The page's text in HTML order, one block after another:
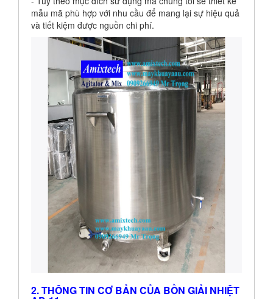
mẫu mã phù hợp với nhu cầu để mang lại sự hiệu quả
và tiết kiệm được nguồn chi phí.
2. THÔNG TIN CƠ BẢN CỦA BỒN GIẢI NHIỆT